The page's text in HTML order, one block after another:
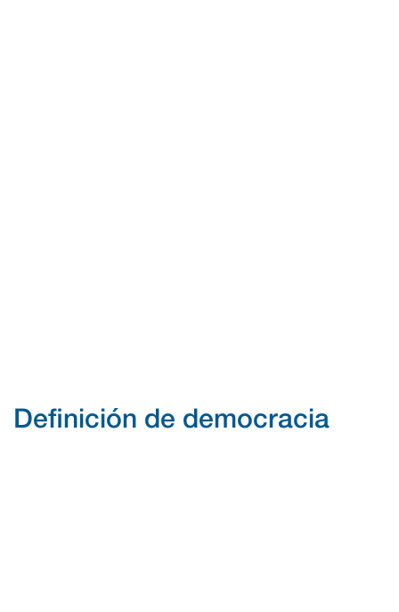
Definición de democracia